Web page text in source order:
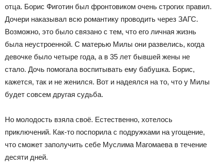
отца. Борис Фиготин был фронтовиком очень строгих правил.
Дочери наказывал всю романтику проводить через ЗАГС.
Возможно, это было связано с тем, что его личная жизнь
была неустроенной. С матерью Милы они развелись, когда
девочке было четыре года, а в 35 лет бывшей жены не
стало. Дочь помогала воспитывать ему бабушка. Борис,
кажется, так и не женился. Вот и надеялся на то, что у Милы
будет совсем другая судьба.
Но молодость взяла своё. Естественно, хотелось
приключений. Как-то поспорила с подружками на угощение,
что сможет заполучить себе Муслима Магомаева в течение
десяти дней.